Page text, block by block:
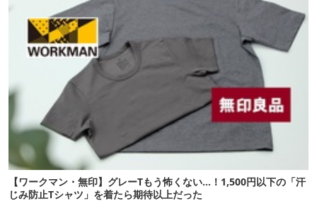
【ワークマン・無印】グレーTもう怖くない…！1,500円以下の「汗
じみ防止Tシャツ」を着たら期待以上だった